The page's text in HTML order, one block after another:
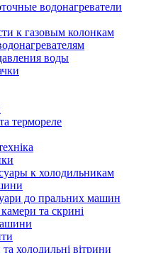
водонагреватели
к газовым колонкам
воды
термореле
к холодильникам
до пральних машин
та скрині
холодильні вітрини